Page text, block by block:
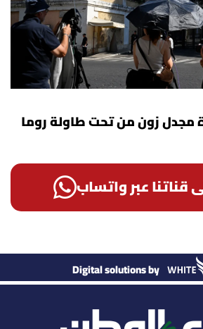
مجدل زون من تحت طاولة روما
قناتنا عبر واتساب
Digital solutions by